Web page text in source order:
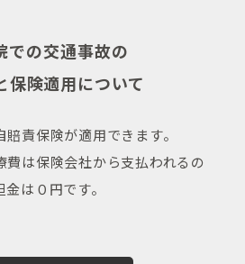
での交通事故の
保険適用について
責保険が適用できます。
費は保険会社から支払われるの
は０円です。